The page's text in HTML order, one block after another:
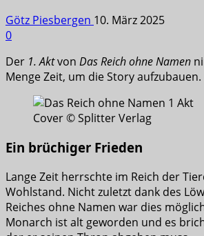
Götz Piesbergen 10. März 2025
0
Der 1. Aktvon Das Reich ohne Namen
Menge Zeit, um die Story aufzubauen.
Cover © Splitter Verlag
Ein brüchiger Frieden
Lange Zeit herrschte im Reich der
Wohlstand. Nicht zuletzt dank des
Reiches ohne Namen war dies
Monarch ist alt geworden und es